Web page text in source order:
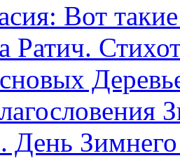
Вот
Ратич.
День